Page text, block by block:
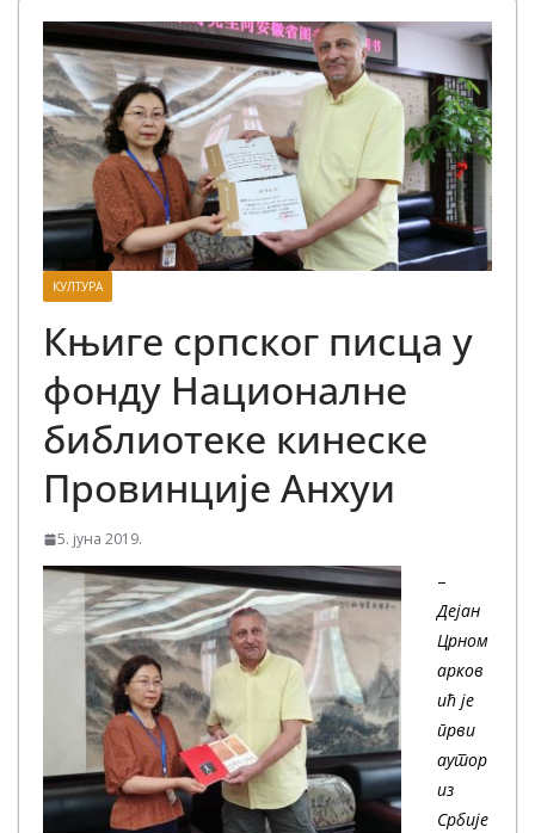
КУЛТУРА
Књиге српског писца у
фонду Националне
библиотеке кинеске
Провинције Анхуи
5. јуна 2019.
–
Дејан
Црном
арков
ић је
први
аутор
из
Србије